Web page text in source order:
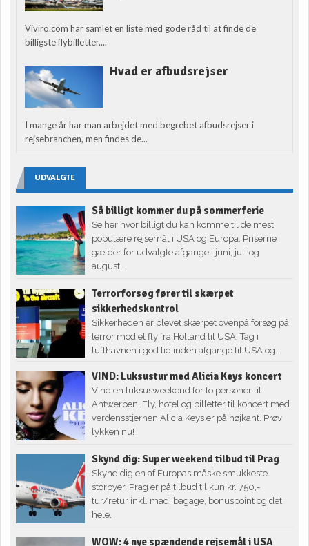
Viviro.com har samlet en liste med gode råd til at finde de
billigste flybilletter....
Hvad er afbudsrejser
I mange år har man arbejdet med begrebet afbudsrejser i
rejsebranchen, men findes de...
UDVALGTE
Så billigt kommer du på sommerferie
Se her hvor billigt du kan komme til de mest
populære rejsemål i USA og Europa. Priserne
gælder for udvalgte afgange i juni, juli og
august...
Terrorforsøg fører til skærpet
sikkerhedskontrol
Sikkerheden er blevet skærpet ovenpå forsøg på
terror mod et fly fra Holland til USA. Tag i
lufthavnen i god tid inden afgange til USA og...
VIND: Luksustur med Alicia Keys koncert
Vind en luksusweekend for to personer til
Antwerpen. Fly, hotel og billetter til koncert med
verdensstjernen Alicia Keys er på højkant. Prøv
lykken nu!
Skynd dig: Super weekend tilbud til Prag
Skynd dig en af Europas måske smukkeste
storbyer. Prag er på tilbud til kun kr. 750,-
tur/retur inkl. mad, bagage, bonuspoint og det
hele.
WOW: 4 nye spændende rejsemål i USA